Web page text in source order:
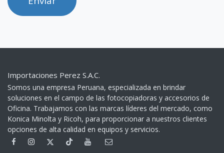
Importaciones Perez S.A.C.
Somos una empresa Peruana, especializada en brindar
soluciones en el campo de las fotocopiadoras y accesorios de
Oficina. Trabajamos con las marcas líderes del mercado, como
Konica Minolta y Ricoh, para proporcionar a nuestros clientes
opciones de alta calidad en equipos y servicios.​